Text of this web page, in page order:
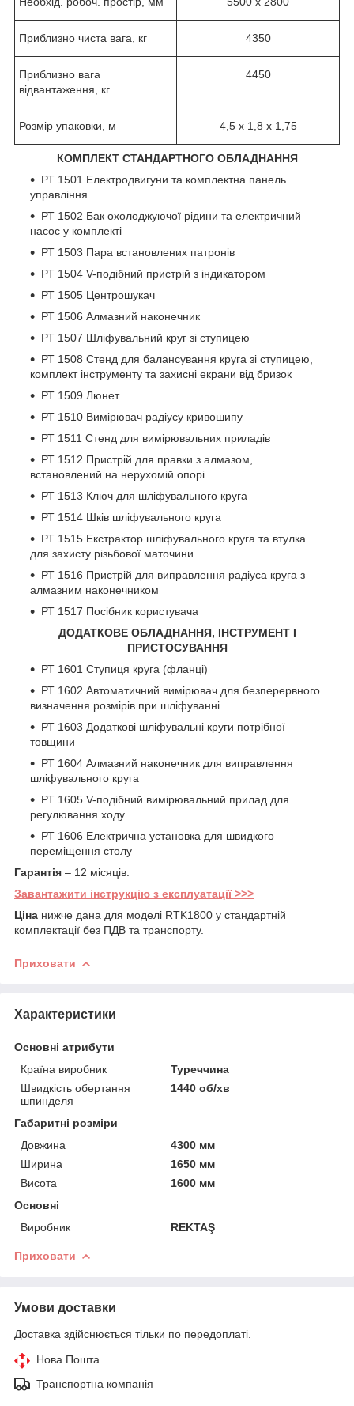
Приблизно чиста вага, кг 4350
Приблизно вага
відвантаження, кг
4450
Розмір упаковки, м 4,5 x 1,8 x 1,75
КОМПЛЕКТ СТАНДАРТНОГО ОБЛАДНАННЯ
РТ 1501 Електродвигуни та комплектна панель
управління
РТ 1502 Бак охолоджуючої рідини та електричний
насос у комплекті
РТ 1503 Пара встановлених патронів
РТ 1504 V-подібний пристрій з індикатором
РТ 1505 Центрошукач
РТ 1506 Алмазний наконечник
РТ 1507 Шліфувальний круг зі ступицею
РТ 1508 Стенд для балансування круга зі ступицею,
комплект інструменту та захисні екрани від бризок
РТ 1509 Люнет
РТ 1510 Вимірювач радіусу кривошипу
РТ 1511 Стенд для вимірювальних приладів
РТ 1512 Пристрій для правки з алмазом,
встановлений на нерухомій опорі
РТ 1513 Ключ для шліфувального круга
РТ 1514 Шків шліфувального круга
РТ 1515 Екстрактор шліфувального круга та втулка
для захисту різьбової маточини
РТ 1516 Пристрій для виправлення радіуса круга з
алмазним наконечником
РТ 1517 Посібник користувача
ДОДАТКОВЕ ОБЛАДНАННЯ, ІНСТРУМЕНТ І
ПРИСТОСУВАННЯ
РТ 1601 Ступиця круга (фланці)
РТ 1602 Автоматичний вимірювач для безперервного
визначення розмірів при шліфуванні
РТ 1603 Додаткові шліфувальні круги потрібної
товщини
РТ 1604 Алмазний наконечник для виправлення
шліфувального круга
РТ 1605 V-подібний вимірювальний прилад для
регулювання ходу
РТ 1606 Електрична установка для швидкого
переміщення столу
Гарантія – 12 місяців.
Завантажити інструкцію з експлуатації >>>
Ціна нижче дана для моделі RTK1800 у стандартній
комплектації без ПДВ та транспорту.
Приховати
Характеристики
Основні атрибути
Країна виробник
Туреччина
Швидкість обертання
шпинделя
1440 об/хв
Габаритні розміри
Довжина
4300 мм
Ширина
1650 мм
Висота
1600 мм
Основні
Виробник
REKTAŞ
Приховати
Умови доставки
Доставка здійснюється тільки по передоплаті.
Нова Пошта
Транспортна компанія